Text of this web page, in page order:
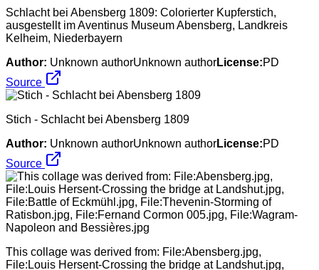
Schlacht bei Abensberg 1809: Colorierter Kupferstich,
ausgestellt im Aventinus Museum Abensberg, Landkreis
Kelheim, Niederbayern
Author: Unknown authorUnknown authorLicense:PD
Source
Stich - Schlacht bei Abensberg 1809
Author: Unknown authorUnknown authorLicense:PD
Source
This collage was derived from: File:Abensberg.jpg,
File:Louis Hersent-Crossing the bridge at Landshut.jpg,